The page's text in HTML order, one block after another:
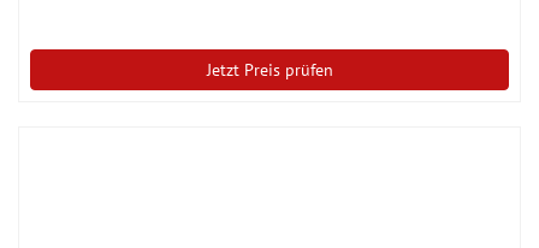
Jetzt Preis prüfen